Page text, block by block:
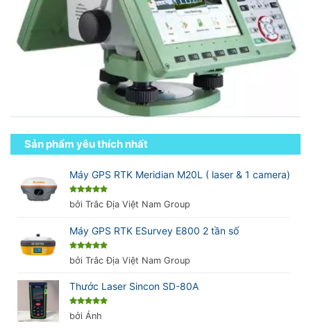
Sản phẩm yêu thích nhất
Máy GPS RTK Meridian M20L ( laser & 1 camera)
Được xếp
hạng 5 5
bởi Trắc Địa Việt Nam Group
Máy GPS RTK ESurvey E800 2 tần số
Được xếp
hạng 5 5
bởi Trắc Địa Việt Nam Group
Thước Laser Sincon SD-80A
Được xếp
hạng5 5
bởi Ánh